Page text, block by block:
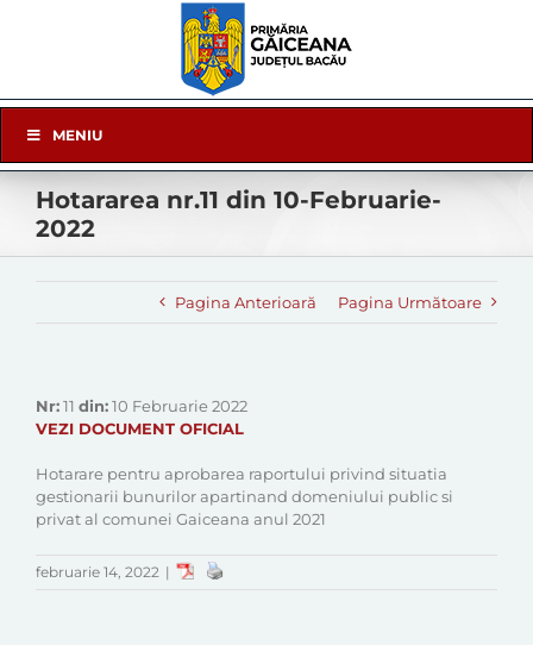
Navigation
MENIU
Hotararea nr.11 din 10-Februarie-
2022
Pagina Anterioară Pagina Următoare
Nr:11 din:10 Februarie 2022
VEZI DOCUMENT OFICIAL
Hotarare pentru aprobarea raportului privind situatia
gestionarii bunurilor apartinand domeniului public si
privat al comunei Gaiceana anul 2021
februarie 14, 2022 |